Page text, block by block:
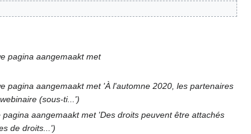
pagina aangemaakt met
pagina aangemaakt met 'À l'automne 2020, les partenaires
(sous-ti...'
pagina aangemaakt met 'Des droits peuvent être attachés
de droits...'